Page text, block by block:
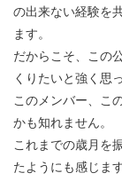
の出来ない経験を
ます。
だからこそ、この
くりたいと強く思
このメンバー、こ
かも知れません。
これまでの歳月を
たようにも感じます